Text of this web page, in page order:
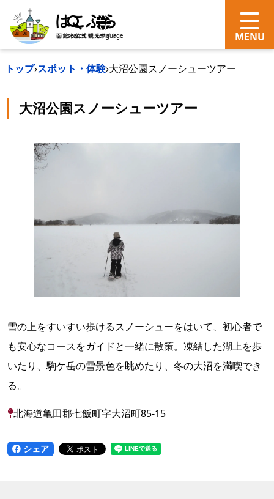
search Language
トップ›スポット・体験›大沼公園スノーシューツアー
大沼公園スノーシューツアー
雪の上をすいすい歩けるスノーシューをはいて、初心者で
も安心なコースをガイドと一緒に散策。凍結した湖上を歩
いたり、駒ケ岳の雪景色を眺めたり、冬の大沼を満喫でき
る。
北海道亀田郡七飯町字大沼町85-15
シェア